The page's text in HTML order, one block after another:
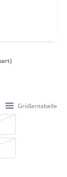
Größentabelle